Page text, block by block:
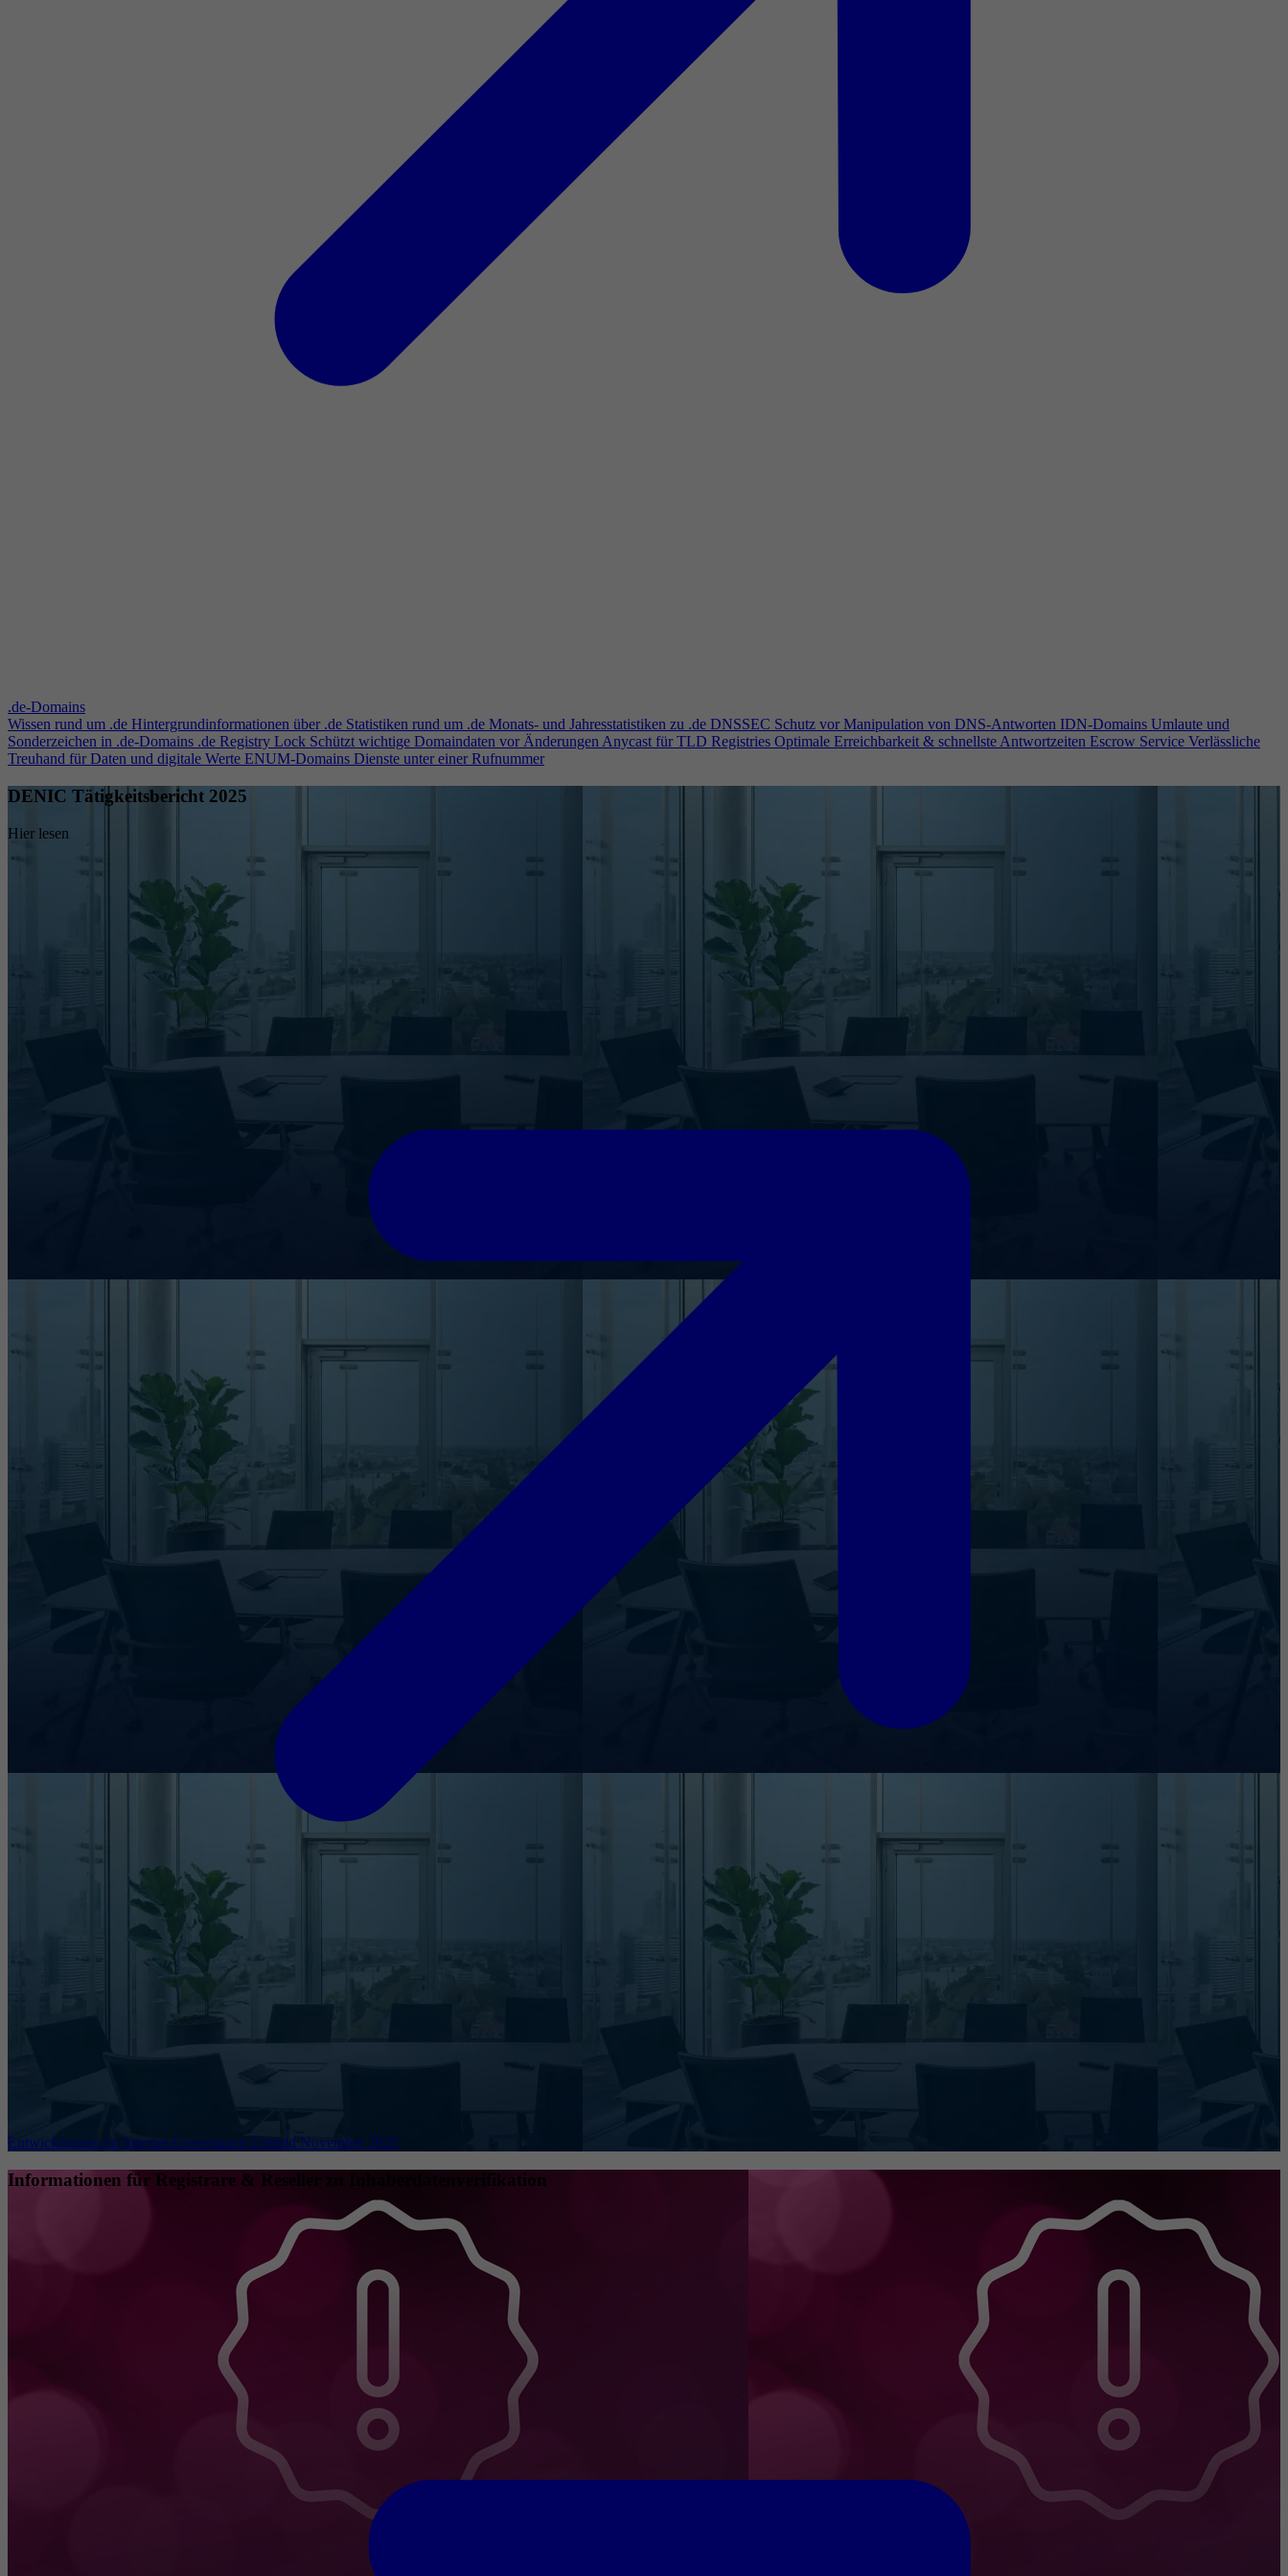
.de-Domains
Wissen rund um .de Hintergrundinformationen über .de Statistiken rund um .de Monats- und Jahresstatistiken zu .de DNSSEC Schutz vor Manipulation von DNS-Antworten IDN-Domains Umlaute und
Sonderzeichen in .de-Domains .de Registry Lock Schützt wichtige Domaindaten vor ÄnderungenAnycast für TLD Registries Optimale Erreichbarkeit & schnellste Antwortzeiten Escrow Service Verlässliche
Treuhand für Daten und digitale Werte ENUM-Domains Dienste unter einer Rufnummer
DENIC Tätigkeitsbericht 2025
Hier lesen
Entwicklungen im Internet Governance Umfeld November 2025
Informationen für Registrare & Reseller zu Inhaberdatenverifikation